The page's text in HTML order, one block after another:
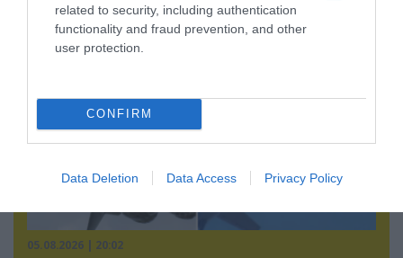
related to security, including authentication
functionality and fraud prevention, and other
user protection.
CONFIRM
Data Deletion Data Access Privacy Policy
05.08.2026 | 20:02